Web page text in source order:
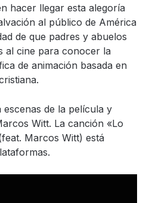
hacer llegar esta alegoría
al público de América
de que padres y abuelos
al cine para conocer la
de animación basada en
escenas de la película y
Witt. La canción «Lo
Marcos Witt) está